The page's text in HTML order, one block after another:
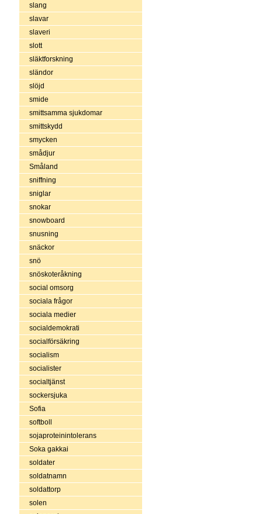
slang
slavar
slaveri
slott
släktforskning
sländor
slöjd
smide
smittsamma sjukdomar
smittskydd
smycken
smådjur
Småland
sniffning
sniglar
snokar
snowboard
snusning
snäckor
snö
snöskoteråkning
social omsorg
sociala frågor
sociala medier
socialdemokrati
socialförsäkring
socialism
socialister
socialtjänst
sockersjuka
Sofia
softboll
sojaproteinintolerans
Soka gakkai
soldater
soldatnamn
soldattorp
solen